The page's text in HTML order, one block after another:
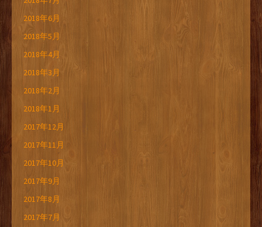
2018年6月
2018年5月
2018年4月
2018年3月
2018年2月
2018年1月
2017年12月
2017年11月
2017年10月
2017年9月
2017年8月
2017年7月